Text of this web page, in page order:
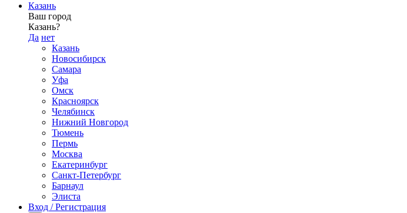
Казань
Ваш город
Казань?
Да нет
Казань
Новосибирск
Самара
Уфа
Омск
Красноярск
Челябинск
Нижний Новгород
Тюмень
Пермь
Москва
Екатеринбург
Санкт-Петербург
Барнаул
Элиста
Вход / Регистрация